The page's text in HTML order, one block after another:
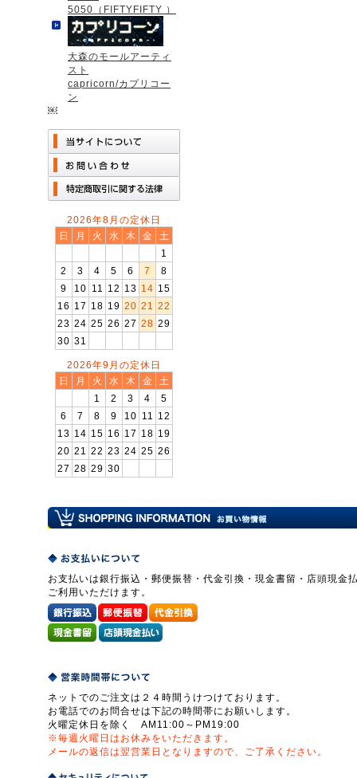
5050（FIFTYFIFTY ）
大森のモールアーティ
スト
capricorn/カプリコー
ン
￼
2026年8月の定休日
日
月 火 水 木 金
土
1
2
3 4 5 6 7
8
9
10 11 12 13 14 15
16
17 18 19 20 21
22
23 24 25 26 27 28 29
30 31
2026年9月の定休日
日
月 火 水 木 金
土
1
2 3 4
5
6
7 8 9 10 11
12
13 14 15 16 17 18 19
20 21 22 23 24 25 26
27 28 29 30
お支払いは銀行振込・郵便振替・代金引換・現金書留・店頭現金
ご利用いただけます。
ネットでのご注文は２４時間うけつけております。
お電話でのお問合せは下記の時間帯にお願いします。
火曜定休日を除く AM11:00～PM19:00
※毎週火曜日はお休みをいただきます。
メールの返信は翌営業日となりますので、ご了承ください。